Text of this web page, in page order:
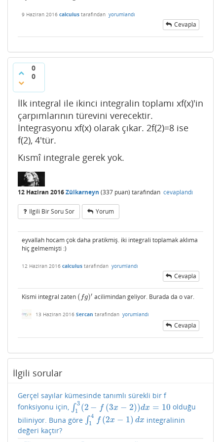
9 Haziran 2016 calculus tarafından yorumlandı
Cevapla
0
0
İlk integral ile ikinci integralin toplamı xf(x)'in
çarpımlarının türevini verecektir.
İntegrasyonu xf(x) olarak çıkar. 2f(2)=8 ise
f(2), 4'tür.
Kısmî integrale gerek yok.
12 Haziran 2016Zülkarneyn (337 puan) tarafından cevaplandı
Ilgili Bir Soru Sor Yorum
eyvallah hocam çok daha pratikmiş. iki integrali toplamak aklıma
hiç gelmemişti :)
12 Haziran 2016 calculus tarafından yorumlandı
Cevapla
Kismi integral zaten ( fg)′
(fg)′ acilimindan geliyor. Burada da o var.
13 Haziran 2016 Sercan tarafından yorumlandı
Cevapla
İlgili sorular
Gerçel sayılar kümesinde tanımlı sürekli bir f
fonksiyonu için, ∫ 3
1
(2 − f (3x − 2))dx = 10
∫13(2−f(3 x−2))d x= 10
olduğu
biliniyor. Buna göre ∫ 4
1
f (2x − 1) dx
∫14 (2x−1 dx
integralinin
değeri kaçtır?